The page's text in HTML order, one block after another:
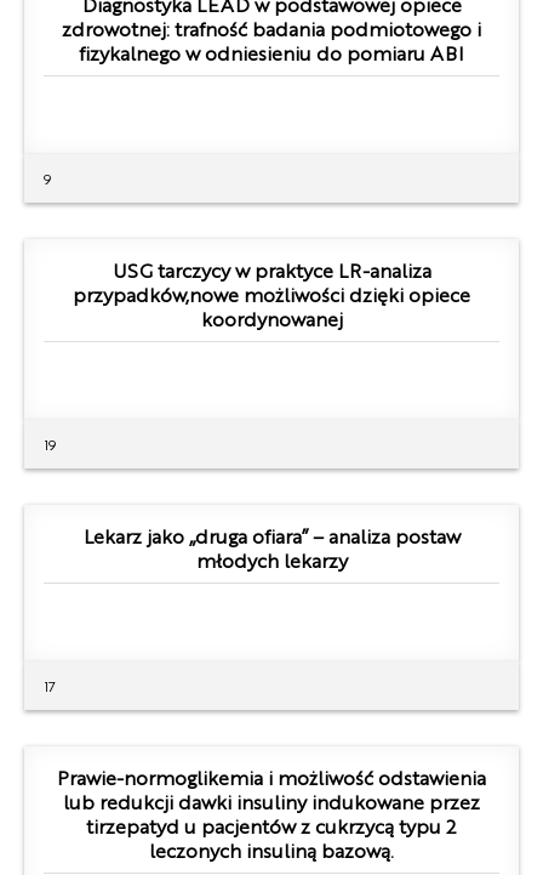
zdrowotnej: trafność badania podmiotowego i
fizykalnego w odniesieniu do pomiaru ABI
9
USG tarczycy w praktyce LR-analiza
przypadków,nowe możliwości dzięki opiece
koordynowanej
19
Lekarz jako „druga ofiara” – analiza postaw
młodych lekarzy
17
Prawie-normoglikemia i możliwość odstawienia
lub redukcji dawki insuliny indukowane przez
tirzepatyd u pacjentów z cukrzycą typu 2
leczonych insuliną bazową.